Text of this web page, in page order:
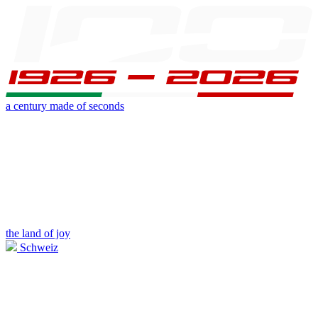
a century made of seconds
the land of joy
Schweiz